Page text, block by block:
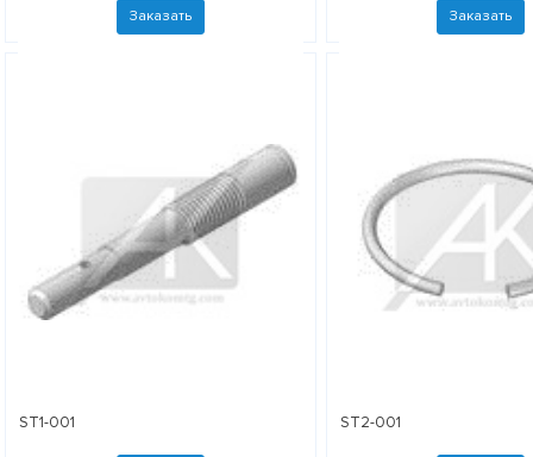
Заказать Заказать
ST1-001 ST2-001